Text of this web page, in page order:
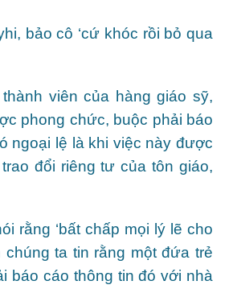
bảo cô ‘cứ khóc rồi bỏ qua
viên của hàng giáo sỹ,
phong chức, buộc phải báo
ngoại lệ là khi việc này được
đổi riêng tư của tôn giáo,
rằng ‘bất chấp mọi lý lẽ cho
ta tin rằng một đứa trẻ
báo cáo thông tin đó với nhà